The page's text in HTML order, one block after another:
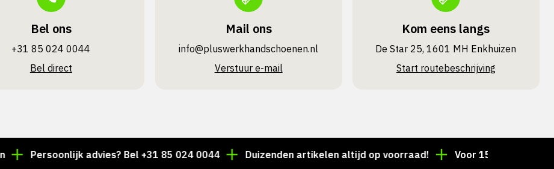
Bel ons
+31 85 024 0044
Bel direct
Mail ons
info@pluswerk­handschoenen.nl
Verstuur e-mail
Kom eens langs
De Star 25, 1601 MH Enkhuizen
Start routebeschrijving
Persoonlijk advies? Bel +31 85 024 0044 Duizenden artikelen altijd op voorraad! Voor 15:00 besteld =